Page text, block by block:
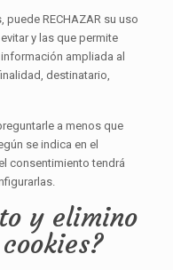
RECHAZAR su uso
y las que permite
ampliada al
destinatario,
a menos que
se indica en el
consentimiento tendrá
y elimino